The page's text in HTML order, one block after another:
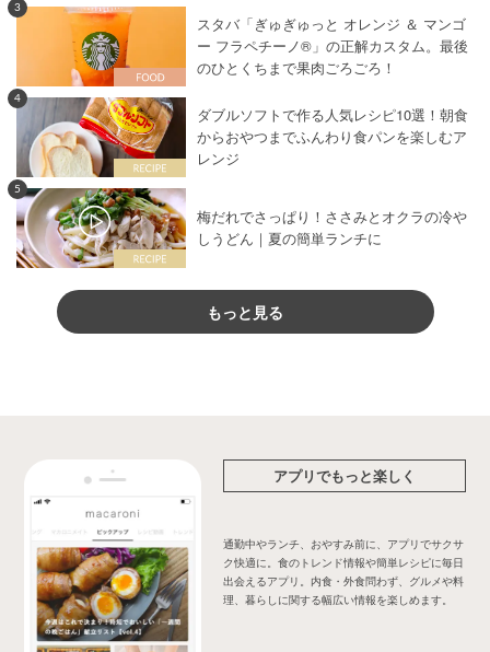
3
スタバ「ぎゅぎゅっと オレンジ ＆ マンゴ
ー フラペチーノ®」の正解カスタム。最後
のひとくちまで果肉ごろごろ！
4
ダブルソフトで作る人気レシピ10選！朝食
からおやつまでふんわり食パンを楽しむア
レンジ
5
梅だれでさっぱり！ささみとオクラの冷や
しうどん｜夏の簡単ランチに
もっと見る
アプリでもっと楽しく
通勤中やランチ、おやすみ前に、アプリでサクサ
ク快適に。食のトレンド情報や簡単レシピに毎日
出会えるアプリ。内食・外食問わず、グルメや料
理、暮らしに関する幅広い情報を楽しめます。